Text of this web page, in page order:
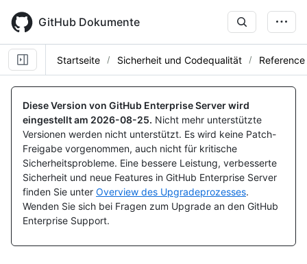
main
content
GitHub Dokumente
Startseite Sicherheit und Codequalität Reference
Diese Version von GitHub Enterprise Server wird
eingestellt am 2026-08-25. Nicht mehr unterstützte
Versionen werden nicht unterstützt. Es wird keine Patch-
Freigabe vorgenommen, auch nicht für kritische
Sicherheitsprobleme. Eine bessere Leistung, verbesserte
Sicherheit und neue Features in GitHub Enterprise Server
finden Sie unter Overview des Upgradeprozesses.
Wenden Sie sich bei Fragen zum Upgrade an den GitHub
Enterprise Support.